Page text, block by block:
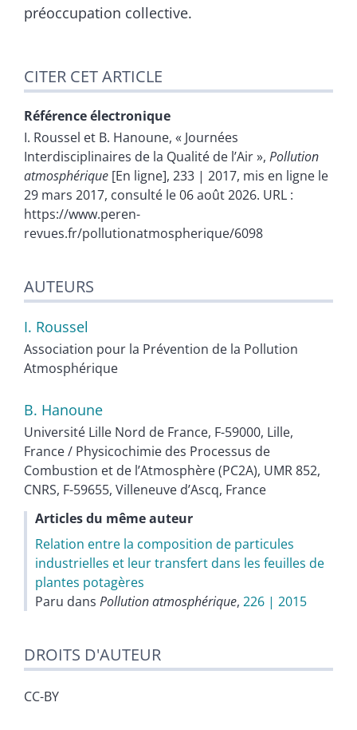
préoccupation collective.
CITER CET ARTICLE
Référence électronique
I. Roussel et B. Hanoune, « Journées
Interdisciplinaires de la Qualité de l’Air », Pollution
atmosphérique [En ligne], 233 | 2017, mis en ligne le
29 mars 2017, consulté le 06 août 2026. URL :
https://www.peren-
revues.fr/pollutionatmospherique/6098
AUTEURS
I. Roussel
Association pour la Prévention de la Pollution
Atmosphérique
B. Hanoune
Université Lille Nord de France, F-59000, Lille,
France / Physicochimie des Processus de
Combustion et de l’Atmosphère (PC2A), UMR 852,
CNRS, F-59655, Villeneuve d’Ascq, France
Articles du même auteur
Relation entre la composition de particules
industrielles et leur transfert dans les feuilles de
plantes potagères
Paru dans Pollution atmosphérique, 226 | 2015
DROITS D'AUTEUR
CC-BY